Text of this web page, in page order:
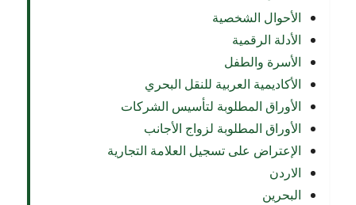
الأحوال الشخصية
الأدلة الرقمية
الأسرة والطفل
الأكاديمية العربية للنقل البحري
الأوراق المطلوبة لتأسيس الشركات
الأوراق المطلوبة لزواج الأجانب
الإعتراض على تسجيل العلامة التجارية
الاردن
البحرين